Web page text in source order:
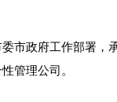
市政府工作部署，
管理公司。